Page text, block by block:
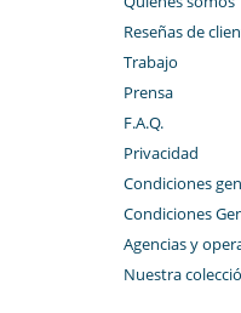
Reseñas de
Trabajo
Prensa
F.A.Q.
Privacidad
Condiciones
Condiciones
Agencias y
Nuestra